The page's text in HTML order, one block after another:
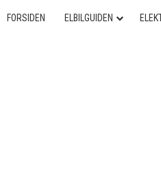
FORSIDEN ELBILGUIDEN